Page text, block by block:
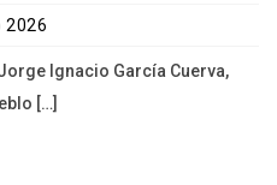
2026
Ignacio García Cuerva,
[…]